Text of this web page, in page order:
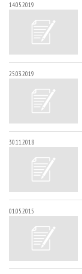
14.05.2019
25.03.2019
30.11.2018
01.05.2015